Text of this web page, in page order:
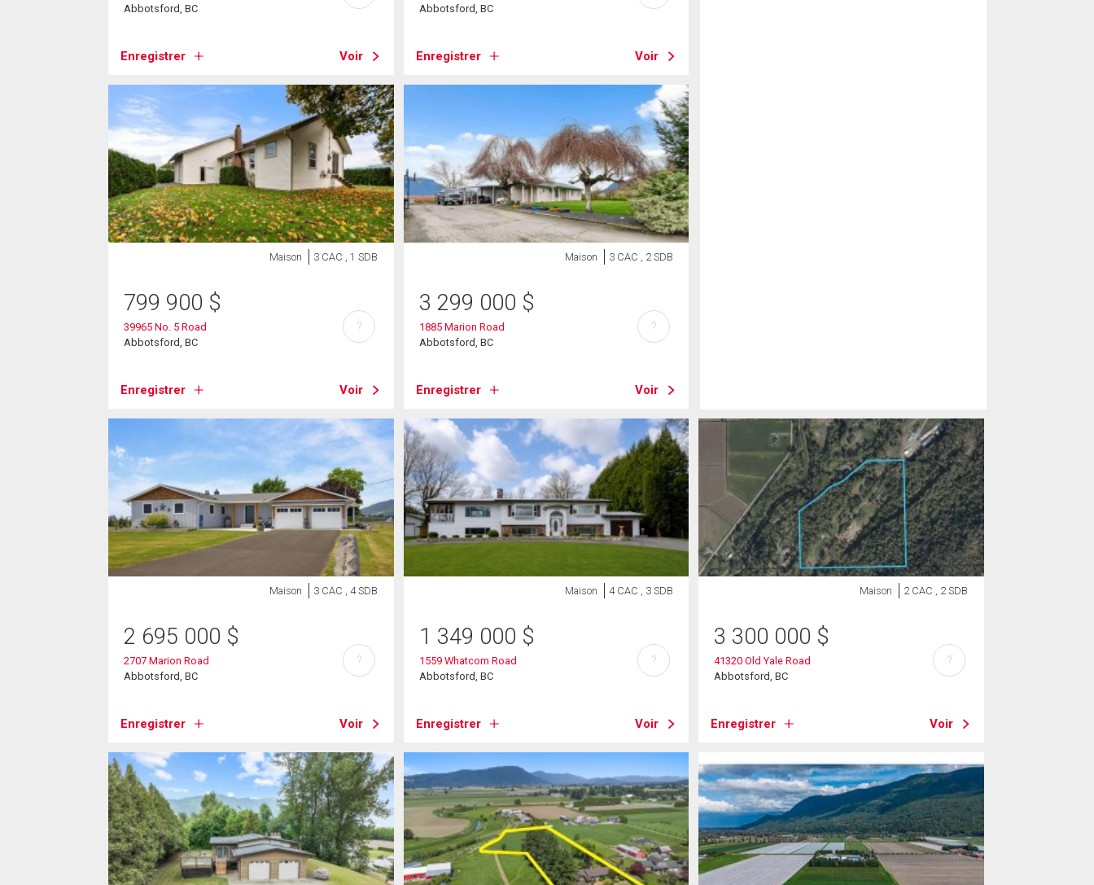
Abbotsford, BC
Enregistrer Voir
Abbotsford, BC
Enregistrer Voir
Maison 3 CAC , 1 SDB
799 900 $
39965 No. 5 Road
Abbotsford, BC
Enregistrer Voir
?
Maison 3 CAC , 2 SDB
3 299 000 $
1885 Marion Road
Abbotsford, BC
Enregistrer Voir
?
Maison 3 CAC , 4 SDB
2 695 000 $
2707 Marion Road
Abbotsford, BC
Enregistrer Voir
?
Maison 4 CAC , 3 SDB
1 349 000 $
1559 Whatcom Road
Abbotsford, BC
Enregistrer Voir
?
Maison 2 CAC , 2 SDB
3 300 000 $
41320 Old Yale Road
Abbotsford, BC
Enregistrer Voir
?